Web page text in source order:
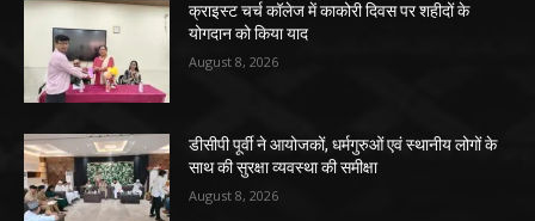
क्राइस्ट चर्च कॉलेज में काकोरी दिवस पर शहीदों के
योगदान को किया याद
August 8, 2026
डीसीपी पूर्वी ने आयोजकों, धर्मगुरुओं एवं स्थानीय लोगों के
साथ की सुरक्षा व्यवस्था की समीक्षा
August 8, 2026